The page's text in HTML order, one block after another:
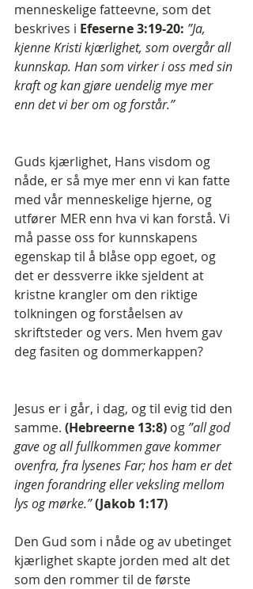
menneskelige fatteevne, som det
beskrives i Efeserne 3:19-20: ”Ja,
kjenne Kristi kjærlighet, som overgår all
kunnskap. Han som virker i oss med sin
kraft og kan gjøre uendelig mye mer
enn det vi ber om og forstår.”
Guds kjærlighet, Hans visdom og
nåde, er så mye mer enn vi kan fatte
med vår menneskelige hjerne, og
utfører MER enn hva vi kan forstå. Vi
må passe oss for kunnskapens
egenskap til å blåse opp egoet, og
det er dessverre ikke sjeldent at
kristne krangler om den riktige
tolkningen og forståelsen av
skriftsteder og vers. Men hvem gav
deg fasiten og dommerkappen?
Jesus er i går, i dag, og til evig tid den
samme. (Hebreerne 13:8) og ”all god
gave og all fullkommen gave kommer
ovenfra, fra lysenes Far; hos ham er det
ingen forandring eller veksling mellom
lys og mørke.”(Jakob 1:17)
Den Gud som i nåde og av ubetinget
kjærlighet skapte jorden med alt det
som den rommer til de første